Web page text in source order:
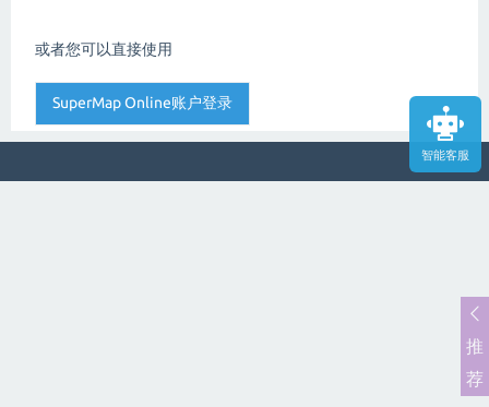
智能客服
或者您可以直接使用